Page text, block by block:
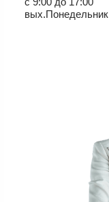
вых.Понедельник